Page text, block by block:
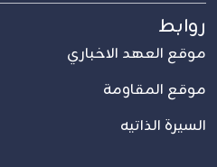
روابط
موقع العهد الاخباري
موقع المقاومة
السيرة الذاتيه